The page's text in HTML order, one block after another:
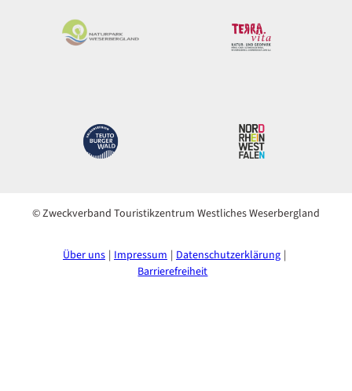
© Zweckverband Touristikzentrum Westliches Weserbergland
Über uns Impressum
Datenschutzerklärung
Barrierefreiheit